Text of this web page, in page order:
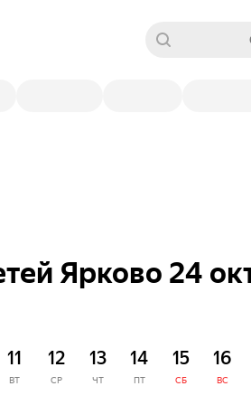
Ярково 24
11
ВТ
12
СР
13
ЧТ
14
ПТ
15
СБ
16
ВС